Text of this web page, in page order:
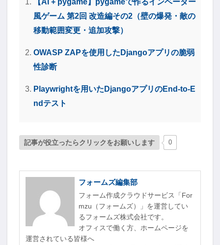
風ゲーム 第2回 改造編その2（壁の爆発・敵の
移動範囲変更・追加攻撃）
OWASP ZAPを使用したDjangoアプリの脆弱
性診断
Playwrightを用いたDjangoアプリのEnd-to-E
ndテスト
記事が役立ったらクリックをお願いします 0
フォームズ編集部
フォーム作成クラウドサービス「For
mzu（フォームズ）」を運営してい
るフォームズ株式会社です。
オフィスで働く方、ホームページを
運営されている皆様へ